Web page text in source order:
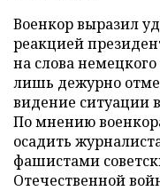
Военкор выразил
реакцией
на слова
лишь дежурно
видение ситуации
По мнению
осадить
фашистами
Отечественной